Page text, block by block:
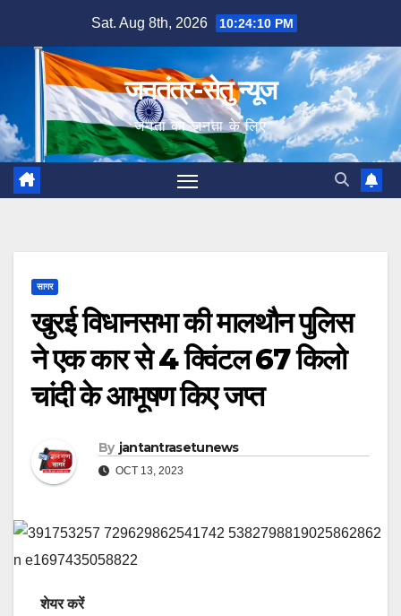
content
Sat. Aug 8th, 2026 10:24:11 PM
जनतंत्र-सेतु न्यूज
जनता का जनता के लिए
सागर
खुरई विधानसभा की मालथौन पुलिस
ने एक कार से 4 क्विंटल 67 किलो
चांदी के आभूषण किए जप्त
By jantantrasetunews
OCT 13, 2023
शेयर करें